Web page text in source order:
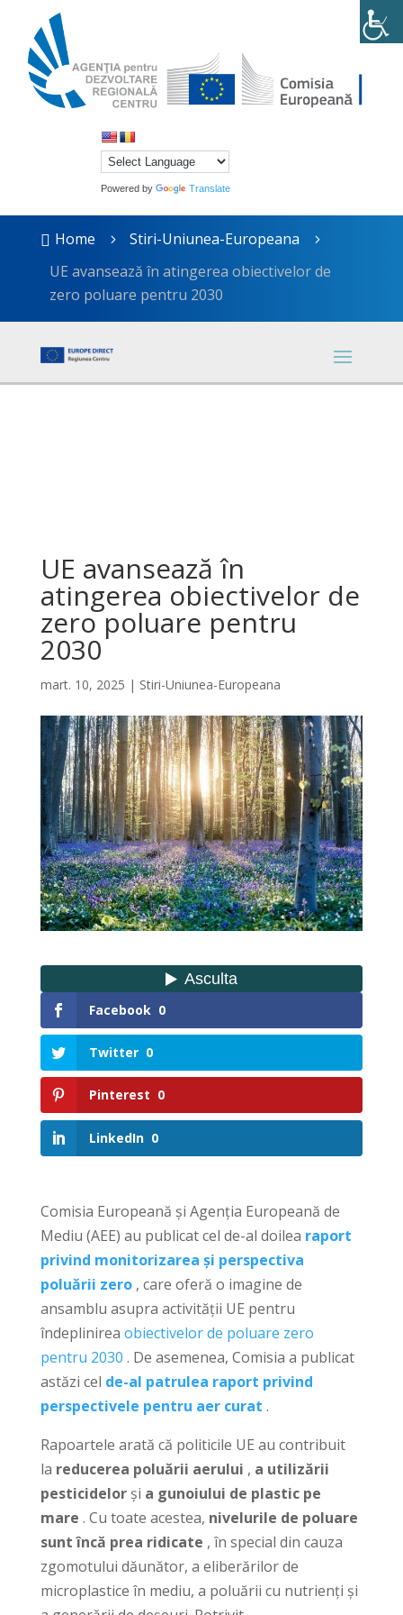
Powered by Translate
 Home 5 Stiri-Uniunea-Europeana 5
UE avansează în atingerea obiectivelor de
zero poluare pentru 2030
UE avansează în
atingerea obiectivelor de
zero poluare pentru
2030
mart. 10, 2025 | Stiri-Uniunea-Europeana
Facebook 0
Twitter 0
Pinterest 0
LinkedIn 0
Comisia Europeană și Agenția Europeană de
Mediu (AEE) au publicat cel de-al doilea raport
privind monitorizarea și perspectiva
poluării zero, care oferă o imagine de
ansamblu asupra activității UE pentru
îndeplinirea obiectivelor de poluare zero
pentru 2030 . De asemenea, Comisia a publicat
astăzi cel de-al patrulea raport privind
perspectivele pentru aer curat .
Rapoartele arată că politicile UE au contribuit
la reducerea poluării aerului , a utilizării
pesticidelorși a gunoiului de plastic pe
mare . Cu toate acestea, nivelurile de poluare
sunt încă prea ridicate , în special din cauza
zgomotului dăunător, a eliberărilor de
microplastice în mediu, a poluării cu nutrienți și